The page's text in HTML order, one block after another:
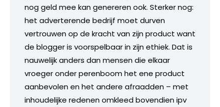
nog geld mee kan genereren ook. Sterker nog:
het adverterende bedrijf moet durven
vertrouwen op de kracht van zijn product want
de blogger is voorspelbaar in zijn ethiek. Dat is
nauwelijk anders dan mensen die elkaar
vroeger onder perenboom het ene product
aanbevolen en het andere afraadden – met
inhoudelijke redenen omkleed bovendien ipv